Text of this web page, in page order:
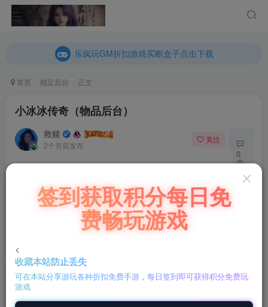
乐疯玩GM折扣游戏买断盒子点击下载
乐疯玩GM折扣游戏买断盒子点击下载
首页 稳定后台 正文
小冰冰传奇（物品后台）
救赎
2个月前发布
关注 私信
0
15
小冰冰传奇（物品后台）
此内容为付费阅读，请付费后查看
400
签到获取积分每日免
费畅玩游戏
<
收藏本站防止丢失
可在本站分享游玩各种折扣免费手游，每日签到即可获得积分免费玩
游戏